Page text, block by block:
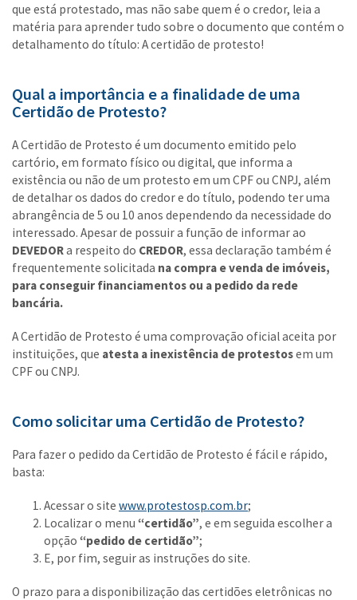
que está protestado, mas não sabe quem é o credor, leia a
matéria para aprender tudo sobre o documento que contém o
detalhamento do título: A certidão de protesto!
Qual a importância e a finalidade de uma
Certidão de Protesto?
A Certidão de Protesto é um documento emitido pelo
cartório, em formato físico ou digital, que informa a
existência ou não de um protesto em um CPF ou CNPJ, além
de detalhar os dados do credor e do título, podendo ter uma
abrangência de 5 ou 10 anos dependendo da necessidade do
interessado. Apesar de possuir a função de informar ao
DEVEDORa respeito do CREDOR, essa declaração também é
frequentemente solicitada na compra e venda de imóveis,
para conseguir financiamentos ou a pedido da rede
bancária.
A Certidão de Protesto é uma comprovação oficial aceita por
instituições, que atesta a inexistência de protestosem um
CPF ou CNPJ.
Como solicitar uma Certidão de Protesto?
Para fazer o pedido da Certidão de Protesto é fácil e rápido,
basta:
Acessar o site www.protestosp.com.br;
Localizar o menu “certidão”, e em seguida escolher a
opção “pedido de certidão”;
E, por fim, seguir as instruções do site.
O prazo para a disponibilização das certidões eletrônicas no